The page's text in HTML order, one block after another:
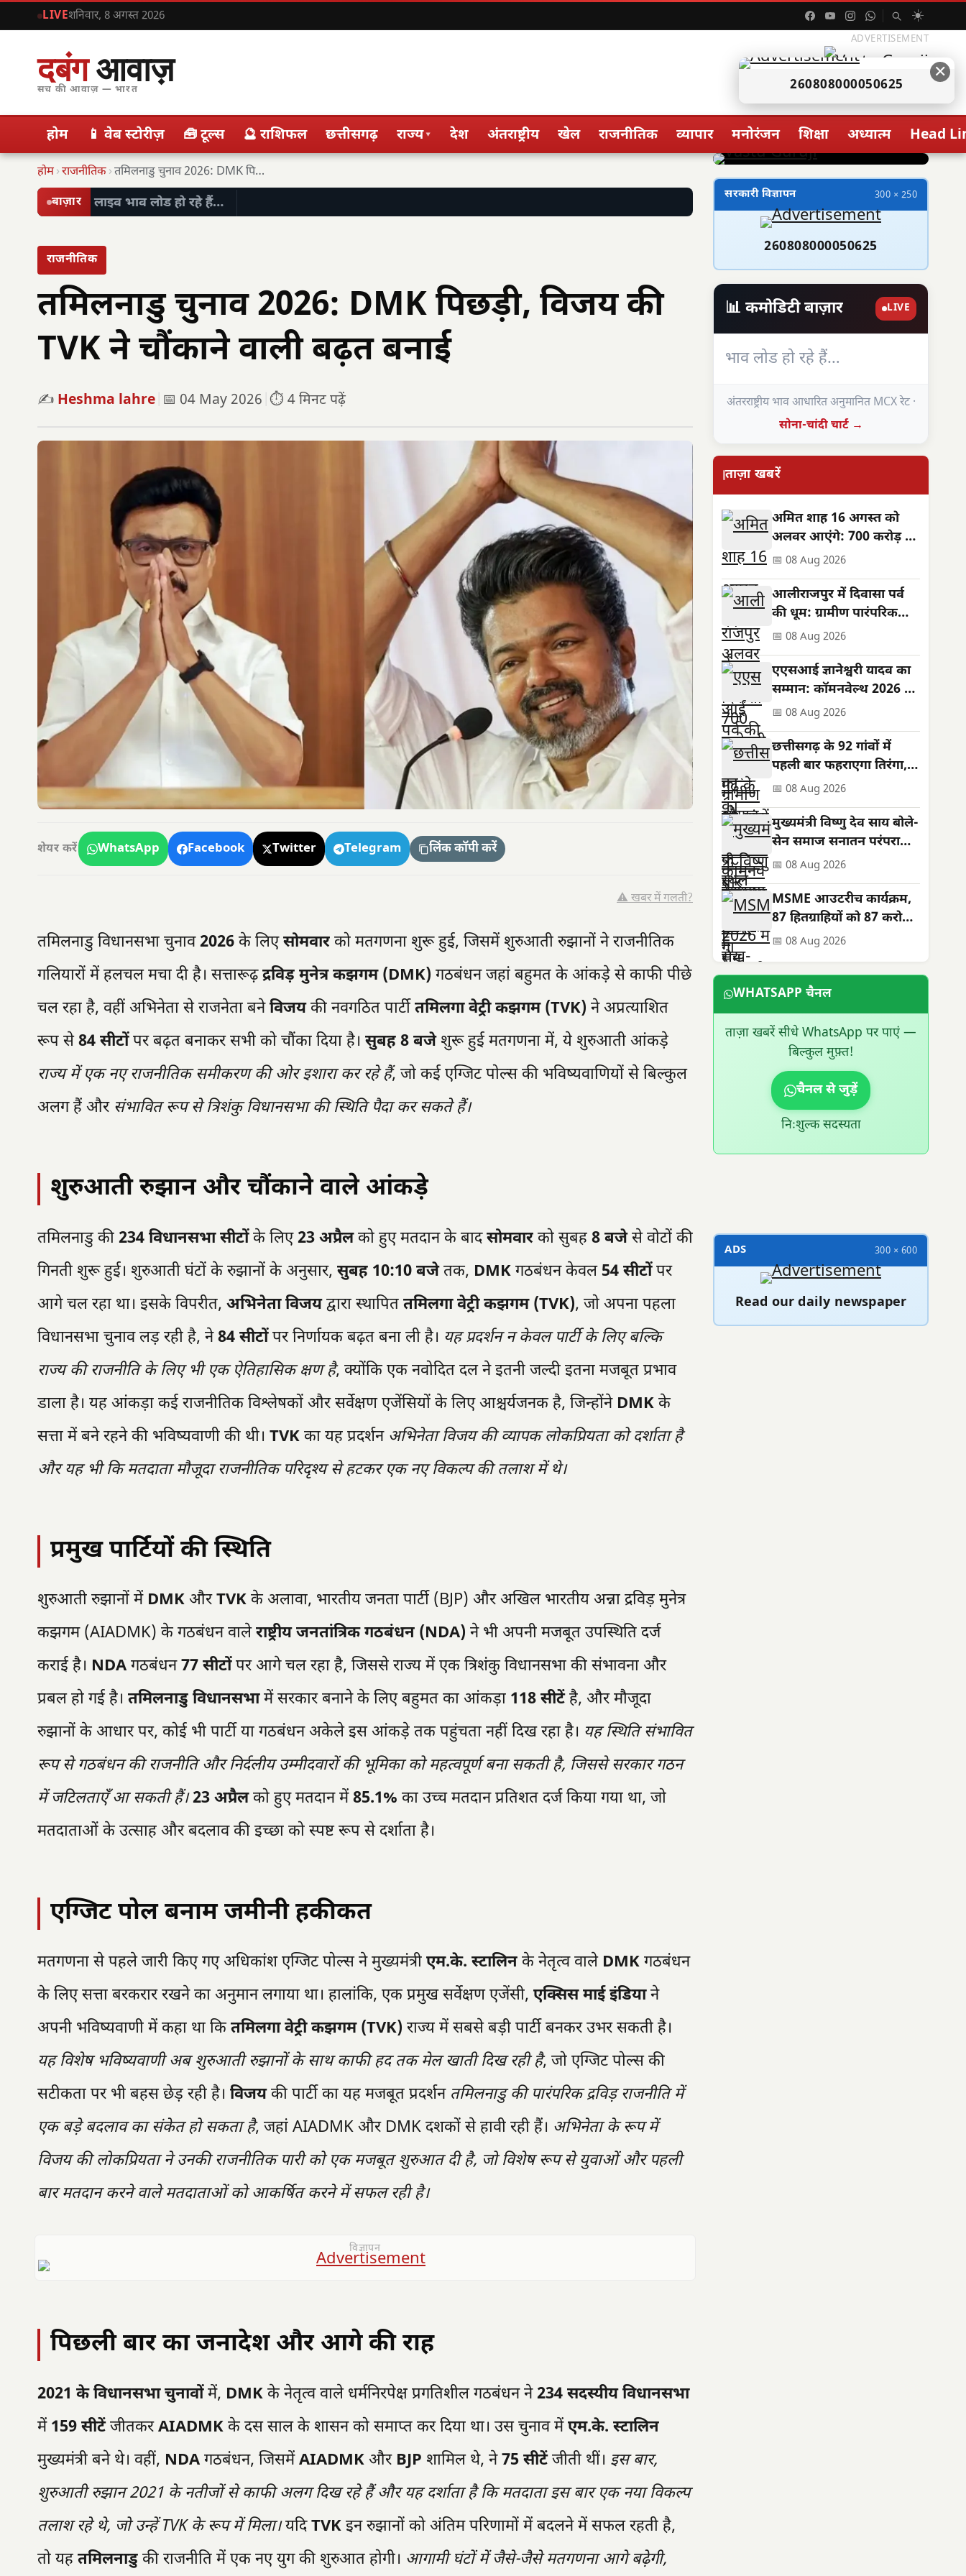
LIVEशनिवार, 8 अगस्त 2026 ☀️
दबंगआवाज़
सच की आवाज़ — भारत
ADVERTISEMENT
होम 📱 वेब स्टोरीज़ 🧰 टूल्स 🔮 राशिफल छत्तीसगढ़ राज्य▾ देश अंतराष्ट्रीय खेल राजनीतिक व्यापार मनोरंजन शिक्षा अध्यात्म Head
होम›राजनीतिक› तमिलनाडु चुनाव 2026: DMK पिछड़ी, विजय की TVK…
बाज़ार लाइव भाव लोड हो रहे हैं…
राजनीतिक
तमिलनाडु चुनाव 2026: DMK पिछड़ी, विजय की
TVK ने चौंकाने वाली बढ़त बनाई
✍️ Heshma lahre 📅 04 May 2026 ⏱️ 4 मिनट पढ़ें
शेयर करें WhatsApp Facebook Twitter Telegram लिंक कॉपी करें
⚠️ खबर में गलती?
तमिलनाडु विधानसभा चुनाव2026 के लिएसोमवार को मतगणना शुरू हुई, जिसमें शुरुआती रुझानों ने राजनीतिक
गलियारों में हलचल मचा दी है। सत्तारूढ़द्रविड़ मुनेत्र कझगम (DMK) गठबंधन जहां बहुमत के आंकड़े से काफी पीछे
चल रहा है, वहीं अभिनेता से राजनेता बनेविजयकी नवगठित पार्टी तमिलगा वेट्री कझगम (TVK) ने अप्रत्याशित
रूप से84 सीटोंपर बढ़त बनाकर सभी को चौंका दिया है। सुबह 8 बजेशुरू हुई मतगणना में, ये शुरुआती आंकड़े
राज्य में एक नए राजनीतिक समीकरण की ओर इशारा कर रहे हैं, जो कई एग्जिट पोल्स की भविष्यवाणियों से बिल्कुल
अलग हैं और संभावित रूप से त्रिशंकु विधानसभा की स्थिति पैदा कर सकते हैं।
शुरुआती रुझान और चौंकाने वाले आंकड़े
तमिलनाडु की 234 विधानसभा सीटोंके लिए23 अप्रैलको हुए मतदान के बादसोमवार को सुबह 8 बजेसे वोटों की
गिनती शुरू हुई। शुरुआती घंटों के रुझानों के अनुसार, सुबह 10:10 बजेतक, DMK गठबंधन केवल 54 सीटोंपर
आगे चल रहा था। इसके विपरीत, अभिनेता विजयद्वारा स्थापित तमिलगा वेट्री कझगम (TVK), जो अपना पहला
विधानसभा चुनाव लड़ रही है, ने84 सीटोंपर निर्णायक बढ़त बना ली है। यह प्रदर्शन न केवल पार्टी के लिए बल्कि
राज्य की राजनीति के लिए भी एक ऐतिहासिक क्षण है, क्योंकि एक नवोदित दल ने इतनी जल्दी इतना मजबूत प्रभाव
डाला है। यह आंकड़ा कई राजनीतिक विश्लेषकों और सर्वेक्षण एजेंसियों के लिए आश्चर्यजनक है, जिन्होंने DMK के
सत्ता में बने रहने की भविष्यवाणी की थी। TVK का यह प्रदर्शन अभिनेता विजय की व्यापक लोकप्रियता को दर्शाता है
और यह भी कि मतदाता मौजूदा राजनीतिक परिदृश्य से हटकर एक नए विकल्प की तलाश में थे।
प्रमुख पार्टियों की स्थिति
शुरुआती रुझानों में DMK औरTVK के अलावा, भारतीय जनता पार्टी (BJP) और अखिल भारतीय अन्ना द्रविड़ मुनेत्र
कझगम (AIADMK) के गठबंधन वालेराष्ट्रीय जनतांत्रिक गठबंधन (NDA) ने भी अपनी मजबूत उपस्थिति दर्ज
कराई है। NDA गठबंधन77 सीटोंपर आगे चल रहा है, जिससे राज्य में एक त्रिशंकु विधानसभा की संभावना और
प्रबल हो गई है। तमिलनाडु विधानसभामें सरकार बनाने के लिए बहुमत का आंकड़ा 118 सीटेंहै, और मौजूदा
रुझानों के आधार पर, कोई भी पार्टी या गठबंधन अकेले इस आंकड़े तक पहुंचता नहीं दिख रहा है। यह स्थिति संभावित
रूप से गठबंधन की राजनीति और निर्दलीय उम्मीदवारों की भूमिका को महत्वपूर्ण बना सकती है, जिससे सरकार गठन
में जटिलताएँ आ सकती हैं। 23 अप्रैलको हुए मतदान में85.1% का उच्च मतदान प्रतिशत दर्ज किया गया था, जो
मतदाताओं के उत्साह और बदलाव की इच्छा को स्पष्ट रूप से दर्शाता है।
एग्जिट पोल बनाम जमीनी हकीकत
मतगणना से पहले जारी किए गए अधिकांश एग्जिट पोल्स ने मुख्यमंत्री एम.के. स्टालिन के नेतृत्व वाले DMK गठबंधन
के लिए सत्ता बरकरार रखने का अनुमान लगाया था। हालांकि, एक प्रमुख सर्वेक्षण एजेंसी, एक्सिस माई इंडियाने
अपनी भविष्यवाणी में कहा था कि तमिलगा वेट्री कझगम (TVK) राज्य में सबसे बड़ी पार्टी बनकर उभर सकती है।
यह विशेष भविष्यवाणी अब शुरुआती रुझानों के साथ काफी हद तक मेल खाती दिख रही है, जो एग्जिट पोल्स की
सटीकता पर भी बहस छेड़ रही है। विजयकी पार्टी का यह मजबूत प्रदर्शन तमिलनाडु की पारंपरिक द्रविड़ राजनीति में
एक बड़े बदलाव का संकेत हो सकता है, जहां AIADMK और DMK दशकों से हावी रही हैं। अभिनेता के रूप में
विजय की लोकप्रियता ने उनकी राजनीतिक पारी को एक मजबूत शुरुआत दी है, जो विशेष रूप से युवाओं और पहली
बार मतदान करने वाले मतदाताओं को आकर्षित करने में सफल रही है।
विज्ञापन
पिछली बार का जनादेश और आगे की राह
2021 के विधानसभा चुनावोंमें, DMK के नेतृत्व वाले धर्मनिरपेक्ष प्रगतिशील गठबंधन ने234 सदस्यीय विधानसभा
में 159 सीटेंजीतकरAIADMK के दस साल के शासन को समाप्त कर दिया था। उस चुनाव मेंएम.के. स्टालिन
मुख्यमंत्री बने थे। वहीं, NDA गठबंधन, जिसमेंAIADMK और BJP शामिल थे, ने75 सीटेंजीती थीं। इस बार,
शुरुआती रुझान 2021 के नतीजों से काफी अलग दिख रहे हैं और यह दर्शाता है कि मतदाता इस बार एक नया विकल्प
तलाश रहे थे, जो उन्हें TVK के रूप में मिला।यदिTVK इन रुझानों को अंतिम परिणामों में बदलने में सफल रहती है,
तो यह तमिलनाडु की राजनीति में एक नए युग की शुरुआत होगी। आगामी घंटों में जैसे-जैसे मतगणना आगे बढ़ेगी,
सरकारी विज्ञापन 300 × 250
260808000050625
📊 कमोडिटी बाज़ार LIVE
भाव लोड हो रहे हैं…
अंतरराष्ट्रीय भाव आधारित अनुमानित MCX रेट ·
सोना-चांदी चार्ट →
ताज़ा खबरें
अमित शाह 16 अगस्त को
अलवर आएंगे: 700 करोड़ की
सौगात, जनसभा स्थल बदला
📅 08 Aug 2026
आलीराजपुर में दिवासा पर्व
की धूम: ग्रामीण पारंपरिक
वेशभूषा में झूमे, सुख-समृद्धि
की कामना
📅 08 Aug 2026
एएसआई ज्ञानेश्वरी यादव का
सम्मान: कॉमनवेल्थ 2026 में
रजत पदक जीता
📅 08 Aug 2026
छत्तीसगढ़ के 92 गांवों में
पहली बार फहराएगा तिरंगा,
शहीदों को सम्मान
📅 08 Aug 2026
मुख्यमंत्री विष्णु देव साय बोले-
सेन समाज सनातन परंपराओं
और सामाजिक समरसता का
मजबूत आधार
📅 08 Aug 2026
MSME आउटरीच कार्यक्रम,
87 हितग्राहियों को 87 करोड़
के ऋण स्वीकृत; तरणजीत
📅 08 Aug 2026
WHATSAPP चैनल
ताज़ा खबरें सीधे WhatsApp पर पाएं —
बिल्कुल मुफ़्त!
चैनल से जुड़ें
निःशुल्क सदस्यता
ADS 300 × 600
Read our daily newspaper
✕
260808000050625